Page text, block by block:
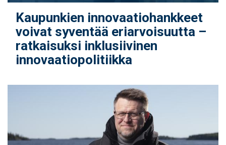
Kaupunkien innovaatiohankkeet
voivat syventää eriarvoisuutta –
ratkaisuksi inklusiivinen
innovaatiopolitiikka